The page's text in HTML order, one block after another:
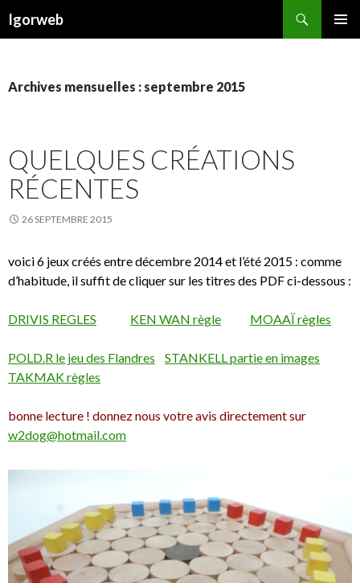
Igorweb
Archives mensuelles : septembre 2015
QUELQUES CRÉATIONS
RÉCENTES
26 SEPTEMBRE 2015
voici 6 jeux créés entre décembre 2014 et l’été 2015 : comme
d’habitude, il suffit de cliquer sur les titres des PDF ci-dessous :
DRIVIS REGLES KEN WAN règle MOAAÏ règles
POLD.R le jeu des Flandres
STANKELL partie en images
TAKMAK règles
bonne lecture ! donnez nous votre avis directement sur
w2dog@hotmail.com